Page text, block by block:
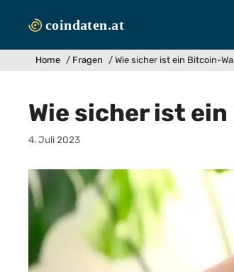
Inhalt
Home / Fragen / Wie sicher ist ein Bitcoin-
Wie sicher ist
4. Juli 2023